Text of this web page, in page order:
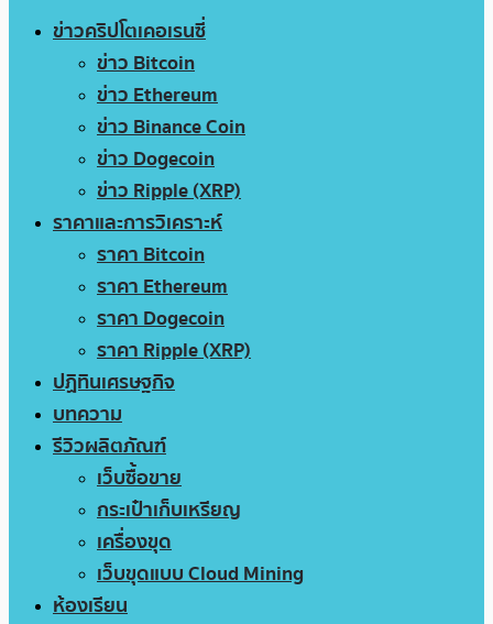
ข่าวคริปโตเคอเรนซี่
ข่าว Bitcoin
ข่าว Ethereum
ข่าว Binance Coin
ข่าว Dogecoin
ข่าว Ripple (XRP)
ราคาและการวิเคราะห์
ราคา Bitcoin
ราคา Ethereum
ราคา Dogecoin
ราคา Ripple (XRP)
ปฏิทินเศรษฐกิจ
บทความ
รีวิวผลิตภัณฑ์
เว็บซื้อขาย
กระเป๋าเก็บเหรียญ
เครื่องขุด
เว็บขุดแบบ Cloud Mining
ห้องเรียน